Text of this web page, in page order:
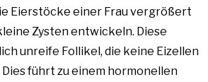
Eierstöcke einer Frau vergrößert
Zysten entwickeln. Diese
unreife Follikel, die keine Eizellen
führt zu einem hormonellen